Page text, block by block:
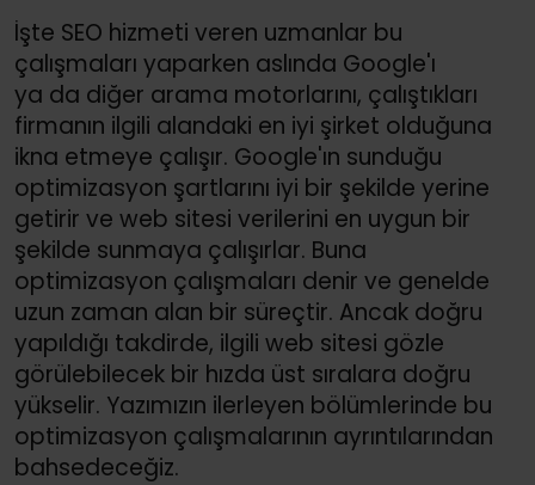
İşte SEO hizmeti veren uzmanlar bu
çalışmaları yaparken aslında Google'ı
ya da diğer arama motorlarını, çalıştıkları
firmanın ilgili alandaki en iyi şirket olduğuna
ikna etmeye çalışır. Google'ın sunduğu
optimizasyon şartlarını iyi bir şekilde yerine
getirir ve web sitesi verilerini en uygun bir
şekilde sunmaya çalışırlar. Buna
optimizasyon çalışmaları denir ve genelde
uzun zaman alan bir süreçtir. Ancak doğru
yapıldığı takdirde, ilgili web sitesi gözle
görülebilecek bir hızda üst sıralara doğru
yükselir. Yazımızın ilerleyen bölümlerinde bu
optimizasyon çalışmalarının ayrıntılarından
bahsedeceğiz.